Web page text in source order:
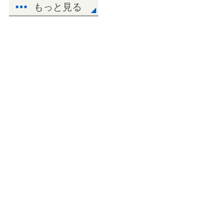
もっと見る